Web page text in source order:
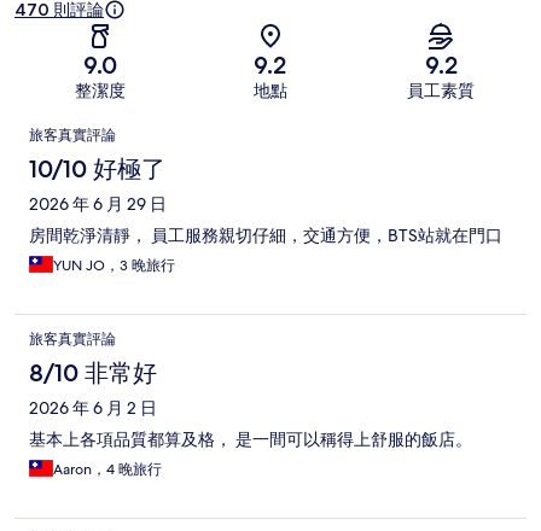
470 則評論
9.0
整潔度
9.2
地點
9.2
員工素質
評
論
旅客真實評論
10/10 好極了
2026 年 6 月 29 日
房間乾淨清靜， 員工服務親切仔細，交通方便，BTS站就在門口
YUN JO，3 晚旅行
旅客真實評論
8/10 非常好
2026 年 6 月 2 日
基本上各項品質都算及格， 是一間可以稱得上舒服的飯店。
Aaron，4 晚旅行